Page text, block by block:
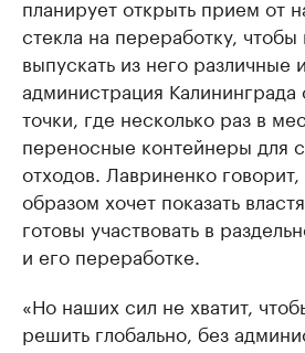
планирует открыть прием от
стекла на переработку,
выпускать из него различные
администрация Калининграда
точки, где несколько раз в
переносные контейнеры для
отходов. Лавриненко говорит,
образом хочет показать
готовы участвовать в
и его переработке.
«Но наших сил не хватит,
решить глобально, без